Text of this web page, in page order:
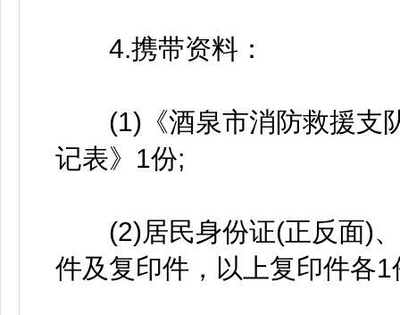
4.携带资料：
(1)《酒泉市消防救援支
记表》1份;
(2)居民身份证(正反面)、
件及复印件，以上复印件各1